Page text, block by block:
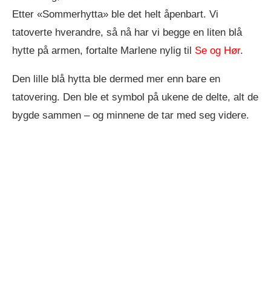
Etter «Sommerhytta» ble det helt åpenbart. Vi
tatoverte hverandre, så nå har vi begge en liten blå
hytte på armen, fortalte Marlene nylig til Se og Hør.
Den lille blå hytta ble dermed mer enn bare en
tatovering. Den ble et symbol på ukene de delte, alt de
bygde sammen – og minnene de tar med seg videre.